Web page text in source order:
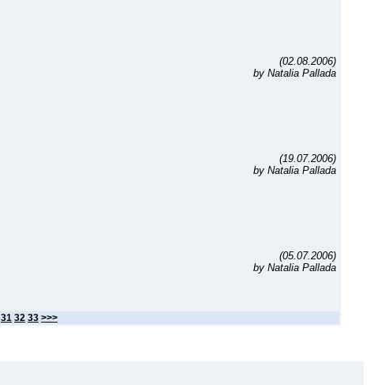
(02.08.2006)
by Natalia Pallada
(19.07.2006)
by Natalia Pallada
(05.07.2006)
by Natalia Pallada
31 32 33 >>>